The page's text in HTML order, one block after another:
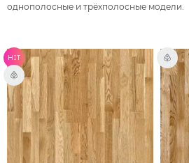
однополосные и трёхполосные модели.
HIT